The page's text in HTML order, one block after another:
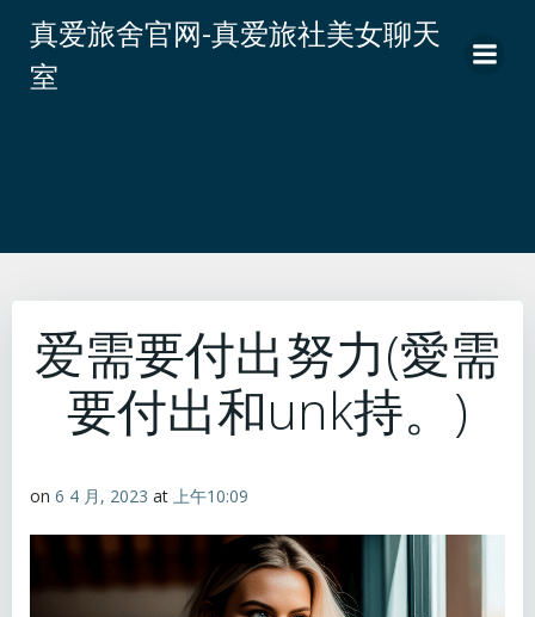
转
真爱旅舍官网-真爱旅社美女聊天
室
爱需要付出努力(愛需
要付出和unk持。)
on 6 4 月, 2023 at 上午10:09